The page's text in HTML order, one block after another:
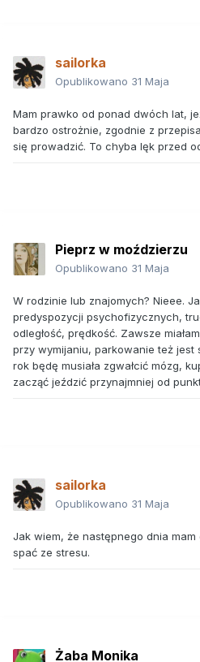
sailorka
Opublikowano 31 Maja
Mam prawko od ponad dwóch lat,
bardzo ostrożnie, zgodnie z
się prowadzić. To chyba lęk przed
Pieprz w moździerzu
Opublikowano 31 Maja
W rodzinie lub znajomych? Nieee.
predyspozycji psychofizycznych,
odległość, prędkość. Zawsze
przy wymijaniu, parkowanie też jest
rok będę musiała zgwałcić mózg,
zacząć jeździć przynajmniej od
sailorka
Opublikowano 31 Maja
Jak wiem, że następnego dnia
spać ze stresu.
Żaba Monika